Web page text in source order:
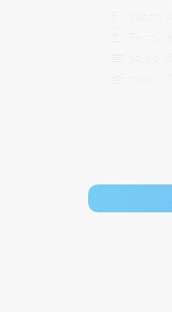
56070
30,00 €
Max. 0